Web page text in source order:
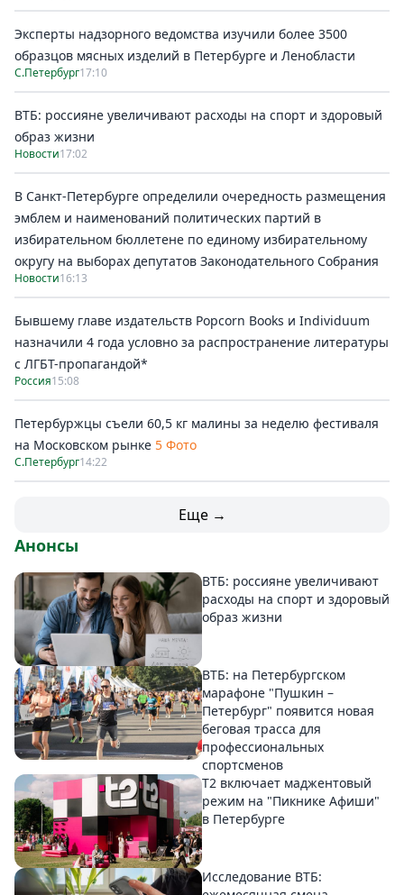
Эксперты надзорного ведомства изучили более 3500
образцов мясных изделий в Петербурге и Ленобласти
С.Петербург17:10
ВТБ: россияне увеличивают расходы на спорт и здоровый
образ жизни
Новости17:02
В Санкт-Петербурге определили очередность размещения
эмблем и наименований политических партий в
избирательном бюллетене по единому избирательному
округу на выборах депутатов Законодательного Собрания
Новости16:13
Бывшему главе издательств Popcorn Books и Individuum
назначили 4 года условно за распространение литературы
с ЛГБТ-пропагандой*
Россия15:08
Петербуржцы съели 60,5 кг малины за неделю фестиваля
на Московском рынке 5 Фото
С.Петербург14:22
Еще →
Анонсы
ВТБ: россияне увеличивают
расходы на спорт и здоровый
образ жизни
ВТБ: на Петербургском
марафоне "Пушкин –
Петербург" появится новая
беговая трасса для
профессиональных
спортсменов
Т2 включает маджентовый
режим на "Пикнике Афиши"
в Петербурге
Исследование ВТБ: